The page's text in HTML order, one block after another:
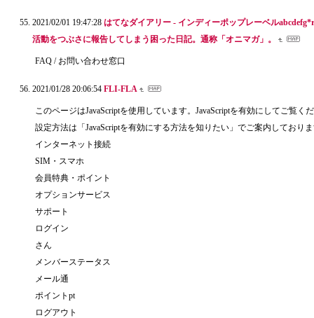
2021/02/01 19:47:28 はてなダイアリー - インディーポップレーベル
活動をつぶさに報告してしまう困った日記。通称「オニマガ」。
FAQ / お問い合わせ窓口
2021/01/28 20:06:54 FLI-FLA
このページはJavaScriptを使用しています。JavaScriptを有効にしてご覧く
設定方法は「JavaScriptを有効にする方法を知りたい」でご案内しており
インターネット接続
SIM・スマホ
会員特典・ポイント
オプションサービス
サポート
ログイン
さん
メンバーステータス
メール通
ポイントpt
ログアウト